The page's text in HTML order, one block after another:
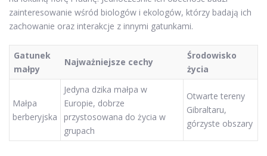
zainteresowanie wśród biologów i ekologów, którzy badają ich
zachowanie oraz interakcje z innymi gatunkami.
Gatunek
małpy
Najważniejsze cechy
Środowisko
życia
Małpa
berberyjska
Jedyna dzika małpa w
Europie, dobrze
przystosowana do życia w
grupach
Otwarte tereny
Gibraltaru,
górzyste obszary